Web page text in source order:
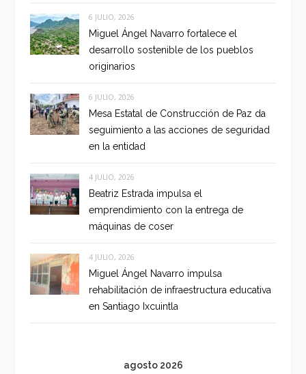
6 JULIO, 2026
Miguel Ángel Navarro fortalece el
desarrollo sostenible de los pueblos
originarios
6 JULIO, 2026
Mesa Estatal de Construcción de Paz da
seguimiento a las acciones de seguridad
en la entidad
4 JULIO, 2026
Beatriz Estrada impulsa el
emprendimiento con la entrega de
máquinas de coser
4 JULIO, 2026
Miguel Ángel Navarro impulsa
rehabilitación de infraestructura educativa
en Santiago Ixcuintla
agosto 2026